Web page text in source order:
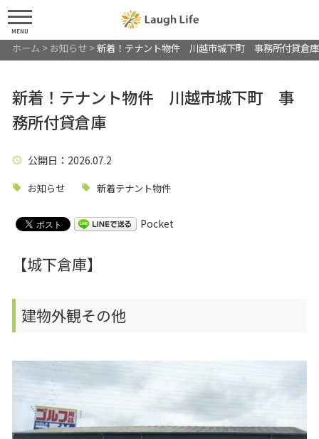
MENU
ホーム > お知らせ>新着！テナント物件 川越市城下町 事務所付貸倉庫
新着！テナント物件 川越市城下町 事
務所付貸倉庫
公開日 ：2026.07.2
お知らせ 新着テナント物件
Pocket
【城下倉庫】
建物外観その他